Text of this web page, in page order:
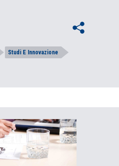
Studi E Innovazione